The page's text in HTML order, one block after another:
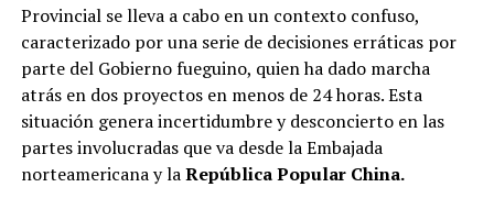
Provincial se lleva a cabo en un contexto confuso,
caracterizado por una serie de decisiones erráticas por
parte del Gobierno fueguino, quien ha dado marcha
atrás en dos proyectos en menos de 24 horas. Esta
situación genera incertidumbre y desconcierto en las
partes involucradas que va desde la Embajada
norteamericana y laRepública Popular China.